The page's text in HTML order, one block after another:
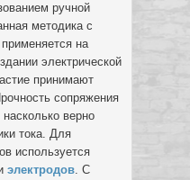
ручной
методика с
на
электрической
принимают
сопряжения
верно
тока. Для
используется
электродов. С